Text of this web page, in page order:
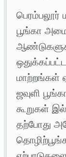
பெரம்பலூர்
பூங்கா
மாற்றங்கள்
ஜவுளி
கூறுகள்
தற்போது